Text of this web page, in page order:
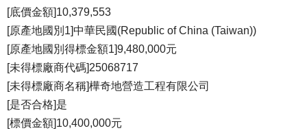
[底價金額]10,379,553
[原產地國別1]中華民國(Republic of China (Taiwan))
[原產地國別得標金額1]9,480,000元
[未得標廠商代碼]25068717
[未得標廠商名稱]樺奇地營造工程有限公司
[是否合格]是
[標價金額]10,400,000元